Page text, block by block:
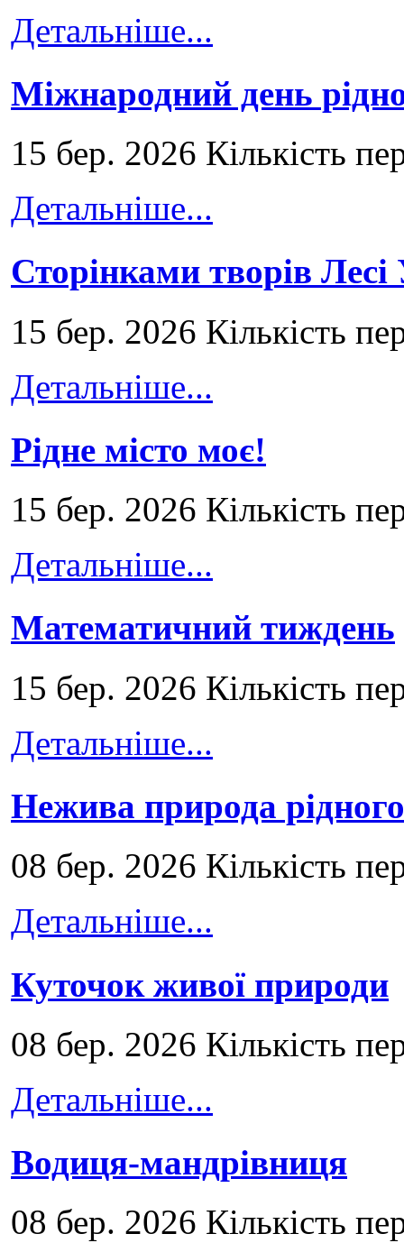
Детальніше...
Міжнародний день
15 бер. 2026 Кількість
Детальніше...
Сторінками творів
15 бер. 2026 Кількість
Детальніше...
Рідне місто моє!
15 бер. 2026 Кількість
Детальніше...
Математичний тиждень
15 бер. 2026 Кількість
Детальніше...
Нежива природа
08 бер. 2026 Кількість
Детальніше...
Куточок живої природи
08 бер. 2026 Кількість
Детальніше...
Водиця-мандрівниця
08 бер. 2026 Кількість